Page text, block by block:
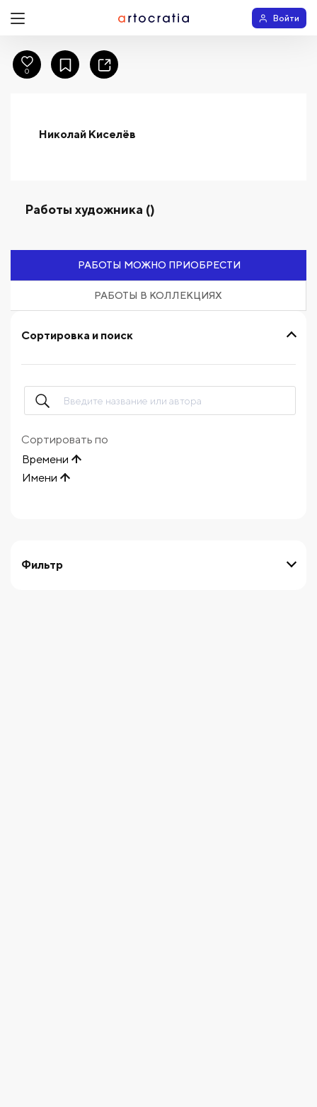
Войти
Николай Киселёв
Работы художника ()
РАБОТЫ МОЖНО ПРИОБРЕСТИ
РАБОТЫ В КОЛЛЕКЦИЯХ
Фильтр
Сортировка и поиск
Сортировать по
Времени
Имени
0